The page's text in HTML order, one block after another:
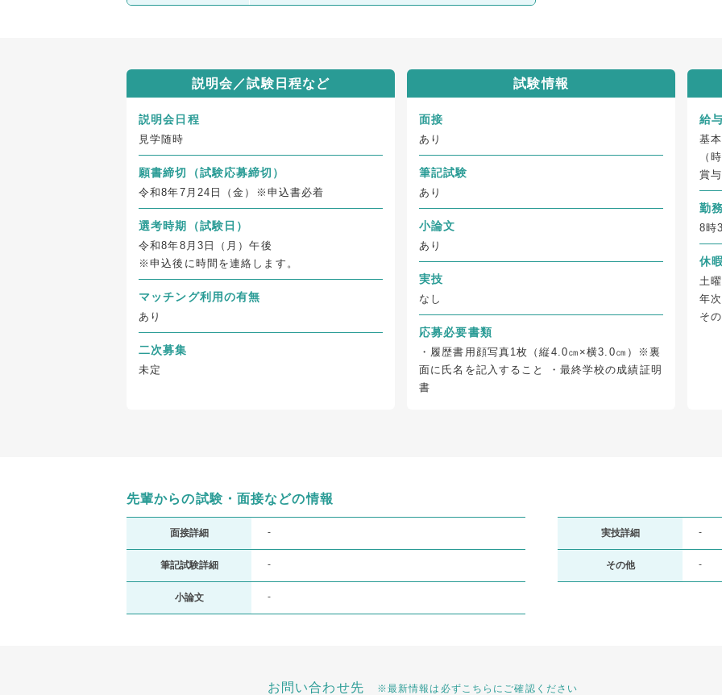
説明会／試験日程など
説明会日程
見学随時
願書締切 （試験応募締切）
令和8年7月24日（金）※申込書必着
選考時期（試験日）
令和8年8月3日（月）午後
※申込後に時間を連絡します。
マッチング利用の有無
あり
二次募集
未定
試験情報
面接
あり
筆記試験
あり
小論文
あり
実技
なし
応募必要書類
・履歴書用顔写真1枚（縦4.0㎝×横3.0㎝）※裏
面に氏名を記入すること ・最終学校の成績証明
書
給
基
（
賞
勤
8時
休
土
年
そ
先輩からの試験・面接などの情報
面接詳細 -
筆記試験詳細 -
小論文 -
実技詳細 -
その他 -
お問い合わせ先 ※最新情報は必ずこちらにご確認ください